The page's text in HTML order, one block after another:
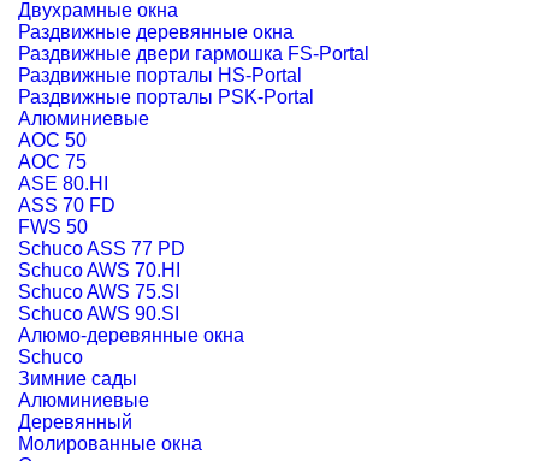
Двухрамные окна
Раздвижные деревянные окна
Раздвижные двери гармошка FS-Portal
Раздвижные порталы HS-Portal
Раздвижные порталы PSK-Portal
Алюминиевые
AOC 50
AOC 75
ASE 80.HI
ASS 70 FD
FWS 50
Schuco ASS 77 PD
Schuco AWS 70.HI
Schuco AWS 75.SI
Schuco AWS 90.SI
Алюмо-деревянные окна
Schuco
Зимние сады
Алюминиевые
Деревянный
Молированные окна